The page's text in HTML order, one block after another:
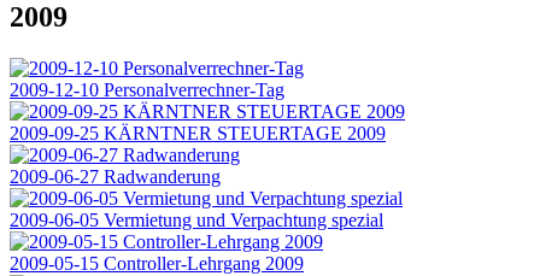
2009
2009-12-10 Personalverrechner-Tag
2009-09-25 KÄRNTNER STEUERTAGE 2009
2009-06-27 Radwanderung
2009-06-05 Vermietung und Verpachtung spezial
2009-05-15 Controller-Lehrgang 2009